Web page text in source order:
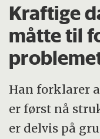
Kraftige
måtte til
Han forklarer
er først nå
er delvis på